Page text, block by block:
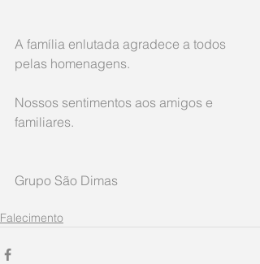
A família enlutada agradece a todos
pelas homenagens.
Nossos sentimentos aos amigos e
familiares.
Grupo São Dimas
Falecimento